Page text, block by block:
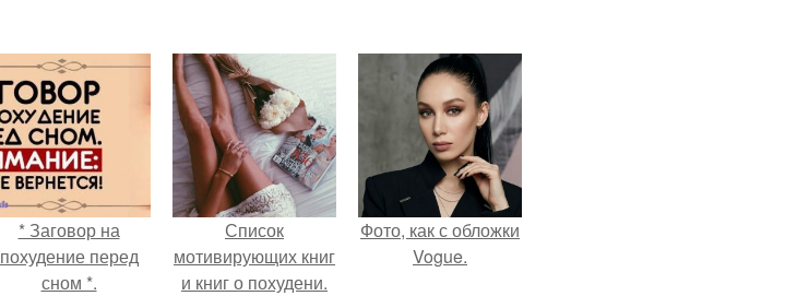
* Заговор на
похудение перед
сном *.
Список
мотивирующих книг
и книг о похудени.
Фото, как с обложки
Vogue.